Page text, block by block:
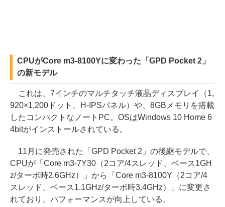
CPUがCore m3-8100Yに変わった「GPD Pocket 2」
の新モデル
これは、7インチのマルチタッチ液晶ディスプレイ（1,
920×1,200ドット、H-IPSパネル）や、8GBメモリを搭載
したコンパクトなノートPC。OSはWindows 10 Home 6
4bitがインストールされている。
11月に発売された「GPD Pocket 2」の後継モデルで、
CPUが「Core m3-7Y30（2コア/4スレッド、ベース1GH
z/ターボ時2.6GHz）」から「Core m3-8100Y（2コア/4
スレッド、ベース1.1GHz/ターボ時3.4GHz）」に変更さ
れており、パフォーマンスが向上している。